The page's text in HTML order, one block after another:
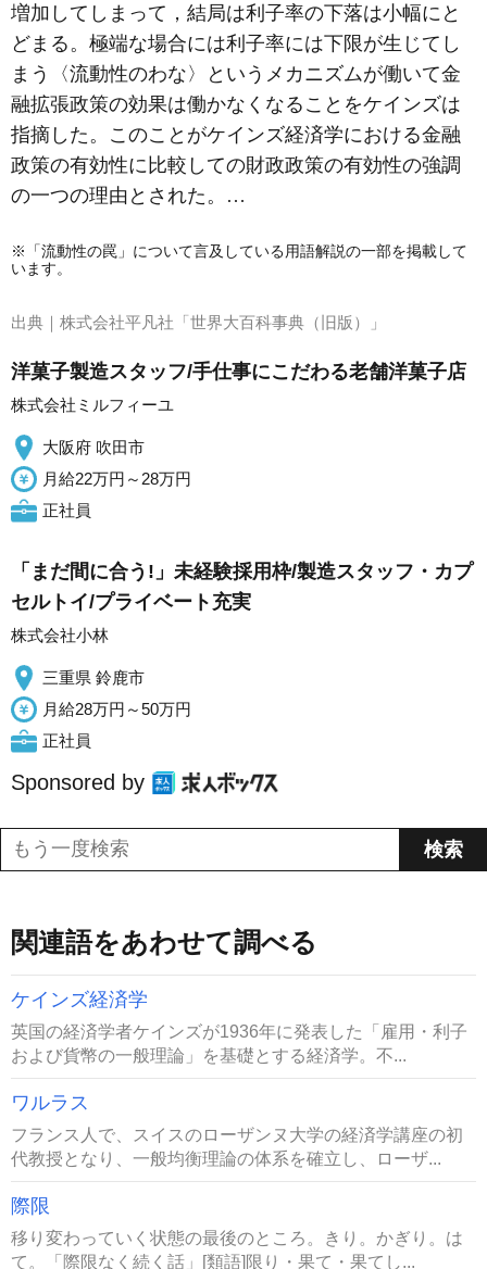
増加してしまって，結局は利子率の下落は小幅にと
どまる。極端な場合には利子率には下限が生じてし
まう〈流動性のわな 〉というメカニズムが働いて金
融拡張政策の効果は働かなくなることをケインズは
指摘した。このことがケインズ経済学における金融
政策の有効性に比較しての財政政策の有効性の強調
の一つの理由とされた。…
※「流動性の罠」について言及している用語解説の一部を掲載して
います。
出典｜ 株式会社平凡社「世界大百科事典（旧版）」
洋菓子製造スタッフ/手仕事にこだわる老舗洋菓子店
株式会社ミルフィーユ
大阪府 吹田市
月給22万円～28万円
正社員
「まだ間に合う!」未経験採用枠/製造スタッフ・カプ
セルトイ/プライベート充実
株式会社小林
三重県 鈴鹿市
月給28万円～50万円
正社員
Sponsored by
関連語をあわせて調べる
ケインズ経済学
英国の経済学者ケインズが1936年に発表した「雇用・利子
および貨幣の一般理論」を基礎とする経済学。不...
ワルラス
フランス人で、スイスのローザンヌ大学の経済学講座の初
代教授となり、一般均衡理論の体系を確立し、ローザ...
際限
移り変わっていく状態の最後のところ。きり。かぎり。は
て。「際限なく続く話」[類語]限り・果て・果てし...